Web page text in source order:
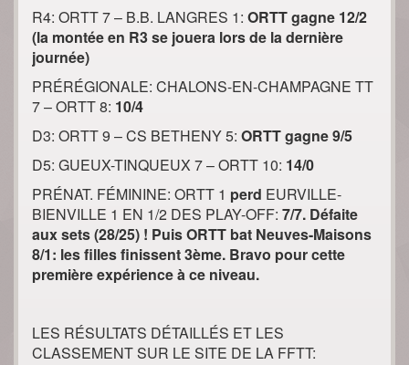
R4: ORTT 7 – B.B. LANGRES 1: ORTT gagne 12/2
(la montée en R3 se jouera lors de la dernière
journée)
PRÉRÉGIONALE: CHALONS-EN-CHAMPAGNE TT
7 – ORTT 8: 10/4
D3: ORTT 9 – CS BETHENY 5: ORTT gagne 9/5
D5: GUEUX-TINQUEUX 7 – ORTT 10: 14/0
PRÉNAT. FÉMININE: ORTT 1 perd EURVILLE-
BIENVILLE 1 EN 1/2 DES PLAY-OFF: 7/7. Défaite
aux sets (28/25) ! Puis ORTT bat Neuves-Maisons
8/1: les filles finissent 3ème. Bravo pour cette
première expérience à ce niveau.
LES RÉSULTATS DÉTAILLÉS ET LES
CLASSEMENT SUR LE SITE DE LA FFTT: